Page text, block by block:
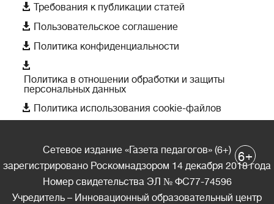
 Требования к публикации статей
 Пользовательское соглашение
 Политика конфиденциальности

Политика в отношении обработки и защиты
персональных данных
 Политика использования cookie-файлов
Сетевое издание «Газета педагогов» (6+)
зарегистрировано Роскомнадзором 14 декабря 2018 года
Номер свидетельства ЭЛ № ФС77-74596
Учредитель – Инновационный образовательный центр
6+